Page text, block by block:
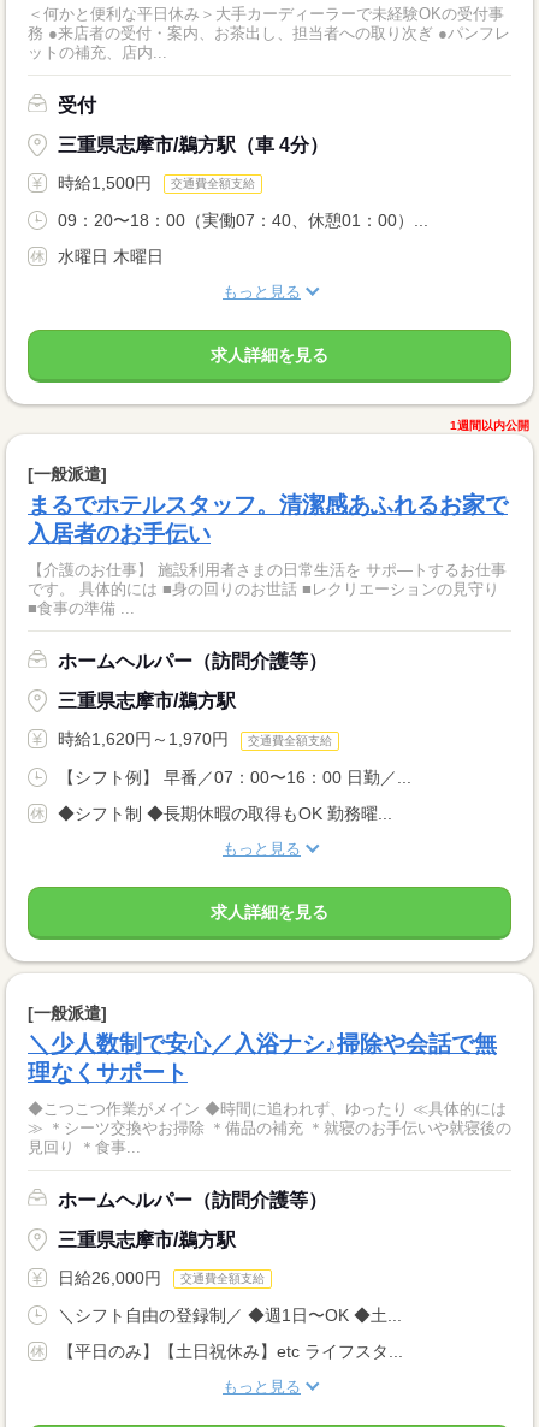
＜何かと便利な平日休み＞大手カーディーラーで未経験OKの受付事
務 ●来店者の受付・案内、お茶出し、担当者への取り次ぎ ●パンフレ
ットの補充、店内...
受付
三重県志摩市/鵜方駅（車 4分）
時給1,500円 交通費全額支給
09：20〜18：00（実働07：40、休憩01：00）...
水曜日 木曜日
もっと見る
求人詳細を見る
1週間以内公開
[一般派遣]
まるでホテルスタッフ。清潔感あふれるお家で
入居者のお手伝い
【介護のお仕事】 施設利用者さまの日常生活を サポ―トするお仕事
です。 具体的には ■身の回りのお世話 ■レクリエーションの見守り
■食事の準備 ...
ホームヘルパー（訪問介護等）
三重県志摩市/鵜方駅
時給1,620円～1,970円 交通費全額支給
【シフト例】 早番／07：00〜16：00 日勤／...
◆シフト制 ◆長期休暇の取得もOK 勤務曜...
もっと見る
求人詳細を見る
[一般派遣]
＼少人数制で安心／入浴ナシ♪掃除や会話で無
理なくサポート
◆こつこつ作業がメイン ◆時間に追われず、ゆったり ≪具体的には
≫ ＊シーツ交換やお掃除 ＊備品の補充 ＊就寝のお手伝いや就寝後の
見回り ＊食事...
ホームヘルパー（訪問介護等）
三重県志摩市/鵜方駅
日給26,000円 交通費全額支給
＼シフト自由の登録制／ ◆週1日〜OK ◆土...
【平日のみ】【土日祝休み】etc ライフスタ...
もっと見る